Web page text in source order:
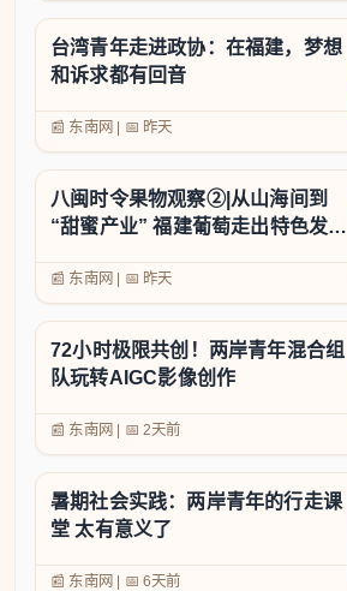
台湾青年走进政协：在福建，梦想
和诉求都有回音
📰 东南网 | 📅 昨天
八闽时令果物观察②|从山海间到
“甜蜜产业” 福建葡萄走出特色发展
📰 东南网 | 📅 昨天
72小时极限共创！两岸青年混合组
队玩转AIGC影像创作
📰 东南网 | 📅 2天前
暑期社会实践：两岸青年的行走课
堂 太有意义了
📰 东南网 | 📅6天前